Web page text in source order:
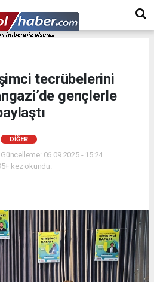
tecrübelerini
gençlerle
DİĞER
06.09.2025 - 15:24
kez okundu.